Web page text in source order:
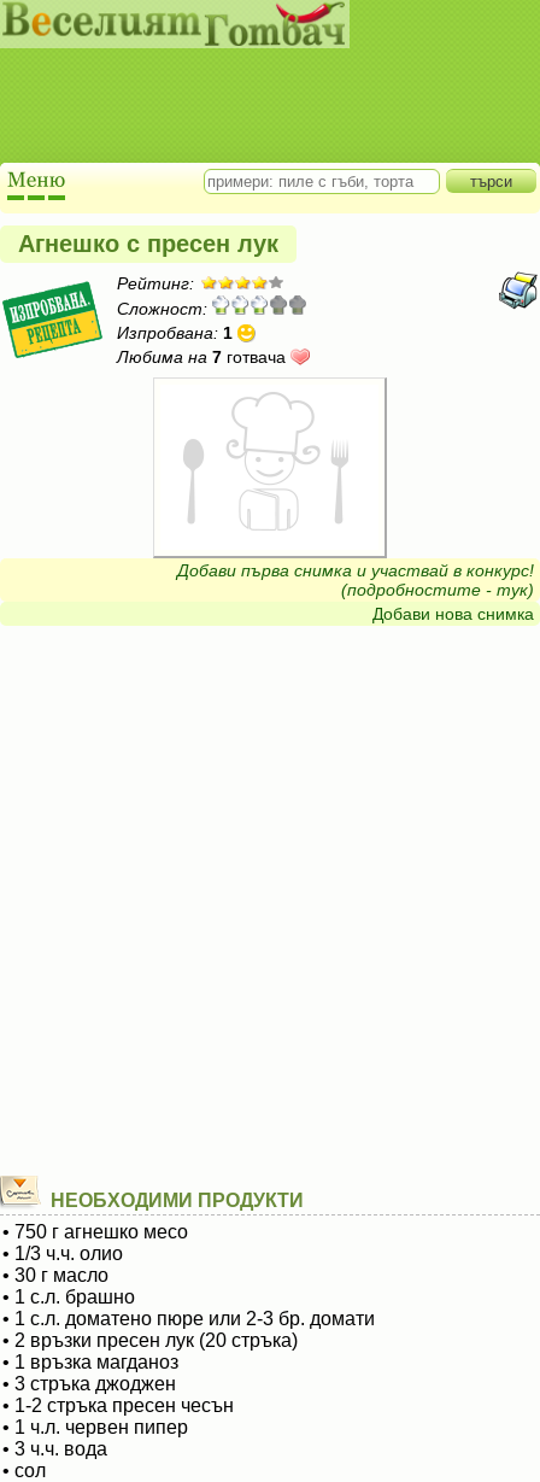
Агнешко с пресен лук
Рейтинг:
Сложност:
Изпробвана: 1
Любима на 7 готвача
Добави първа снимка и участвай в конкурс!
(подробностите - тук)
Добави нова снимка
НЕОБХОДИМИ ПРОДУКТИ
• 750 г агнешко месо
• 1/3 ч.ч. олио
• 30 г масло
• 1 с.л. брашно
• 1 с.л. доматено пюре или 2-3 бр. домати
• 2 връзки пресен лук (20 стръка)
• 1 връзка магданоз
• 3 стръка джоджен
• 1-2 стръка пресен чесън
• 1 ч.л. червен пипер
• 3 ч.ч. вода
• сол